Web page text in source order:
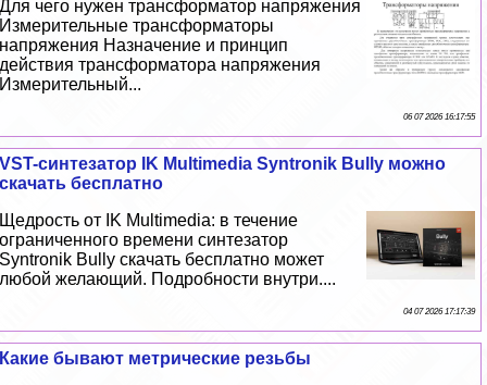
Для чего нужен трaнcформатор напряжения
Измерительные трaнcформаторы
напряжения Назначение и принцип
действия трaнcформатора напряжения
Измерительный...
06 07 2026 16:17:55
VST-синтезатор IK Multimedia Syntronik Bully можно
скачать бесплатно
Щедрость от IK Multimedia: в течение
ограниченного времени синтезатор
Syntronik Bully скачать бесплатно может
любой желающий. Подробности внутри....
04 07 2026 17:17:39
Какие бывают метрические резьбы